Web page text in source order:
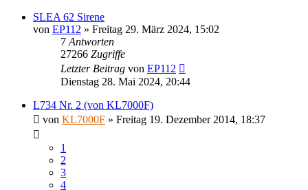
SLEA 62 Sirene
von EP112 » Freitag 29. März 2024, 15:02
7 Antworten
27266 Zugriffe
Letzter Beitrag von EP112
Dienstag 28. Mai 2024, 20:44
L734 Nr. 2 (von KL7000F)
von KL7000F » Freitag 19. Dezember 2014, 18:37
1
2
3
4